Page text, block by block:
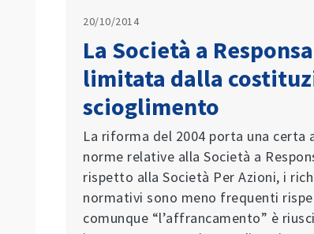
20/10/2014
La Società a
limitata dalla
scioglimento
La riforma del 2004 porta una certa
norme relative alla Società a
rispetto alla Società Per Azioni, i
normativi sono meno frequenti
comunque “l’affrancamento” è